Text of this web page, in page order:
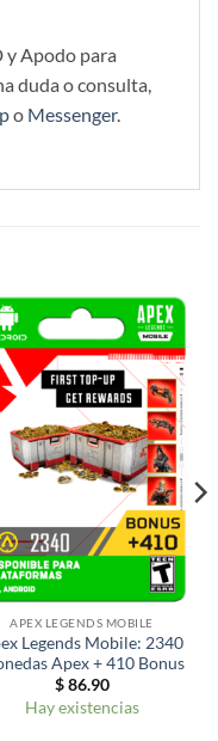
y Apodo para
duda o consulta,
o Messenger.
APEX LEGENDS MOBILE
Legends Mobile: 2340
Apex + 410 Bonus
$86.90
Hay existencias